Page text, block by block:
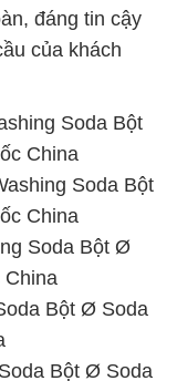
China
Soda Bột
China
Soda Bột Ø
Bột Ø Soda
Bột Ø Soda
Bột Ø Soda
cấp Washing